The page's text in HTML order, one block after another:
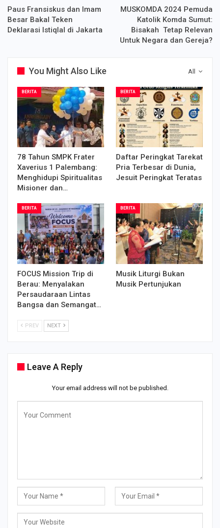
Paus Fransiskus dan Imam
Besar Bakal Teken
Deklarasi Istiqlal di Jakarta
MUSKOMDA 2024 Pemuda
Katolik Komda Sumut:
Bisakah Tetap Relevan
Untuk Negara dan Gereja?
All
You Might Also Like
BERITA
78 Tahun SMPK Frater
Xaverius 1 Palembang:
Menghidupi Spiritualitas
Misioner dan…
BERITA
Daftar Peringkat Tarekat
Pria Terbesar di Dunia,
Jesuit Peringkat Teratas
BERITA
FOCUS Mission Trip di
Berau: Menyalakan
Persaudaraan Lintas
Bangsa dan Semangat…
BERITA
Musik Liturgi Bukan
Musik Pertunjukan
PREV NEXT
Leave A Reply
Your email address will not be published.